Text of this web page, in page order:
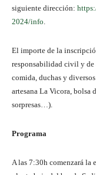
siguiente dirección:
2024/info.
El importe de la
responsabilidad civil y de
comida, duchas y
artesana La Vicora, bolsa
sorpresas…).
Programa
A las 7:30h comenzará la